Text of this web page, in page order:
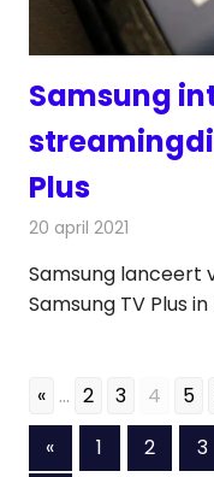
Samsung
Plus
20 april 2021
Samsung lanceert
Samsung TV Plus
« ... 2 3 4 5
Berichten
«Vorige1 2 3